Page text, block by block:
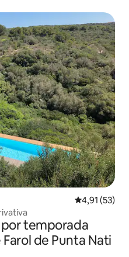
4,91 de uma
4,91 (53)
temporada
de Punta Nati